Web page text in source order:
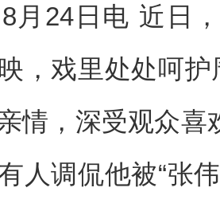
24日电 近日，
，戏里处处呵护
情，深受观众
人调侃他被“张